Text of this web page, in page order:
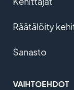
Räätälöity
Sanasto
VAIHTOEHDOT